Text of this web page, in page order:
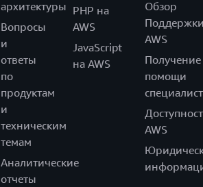
архитектуры
Вопросы
и
ответы
по
продуктам
и
техническим
темам
Аналитические
отчеты
PHP на
AWS
JavaScript
на AWS
Обзор
AWS
Получение
помощи
AWS